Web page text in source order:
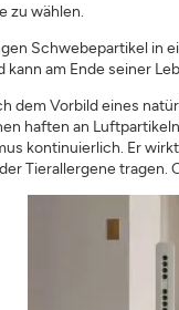
zu wählen.
Schwebepartikel in
am Ende seiner
dem Vorbild eines
haften an
kontinuierlich. Er
Tierallergene